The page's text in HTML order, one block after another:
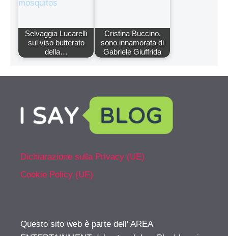
Selvaggia Lucarelli
sul viso butterato
della…
Cristina Buccino,
sono innamorata di
Gabriele Giuffrida
Dichiarazione sulla Privacy (UE)
Cookie Policy (UE)
Questo sito web è parte dell’ AREA